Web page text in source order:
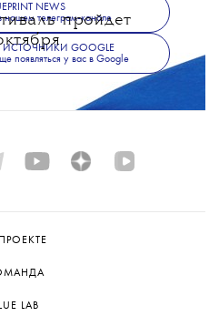
пройдет
NEWS
нашем телеграм-канале
GOOGLE
появляться у вас в Google
LAB